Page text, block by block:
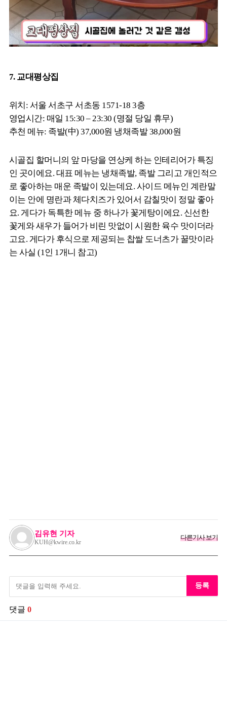
7. 교대평상집
위치: 서울 서초구 서초동 1571-18 3층
영업시간: 매일 15:30 – 23:30 (명절 당일 휴무)
추천 메뉴: 족발(中) 37,000원 냉채족발 38,000원
시골집 할머니의 앞 마당을 연상케 하는 인테리어가 특징
인 곳이에요. 대표 메뉴는 냉채족발, 족발 그리고 개인적으
로 좋아하는 매운 족발이 있는데요. 사이드 메뉴인 계란말
이는 안에 명란과 체다치즈가 있어서 감칠맛이 정말 좋아
요. 게다가 독특한 메뉴 중 하나가 꽃게탕이에요. 신선한
꽃게와 새우가 들어가 비린 맛없이 시원한 육수 맛이더라
고요. 게다가 후식으로 제공되는 찹쌀 도너츠가 꿀맛이라
는 사실 (1인 1개니 참고)
김유현 기자
KUH@kwire.co.kr
다른기사 보기
등록
댓글 0